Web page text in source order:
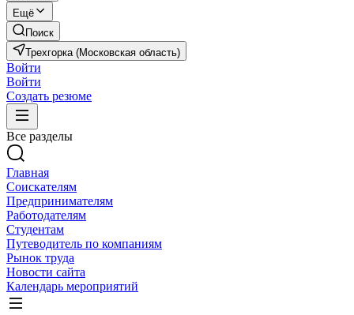
Ещё
Поиск
Трехгорка (Московская область)
Войти
Войти
Создать резюме
Все разделы
Главная
Соискателям
Предпринимателям
Работодателям
Студентам
Путеводитель по компаниям
Рынок труда
Новости сайта
Календарь мероприятий